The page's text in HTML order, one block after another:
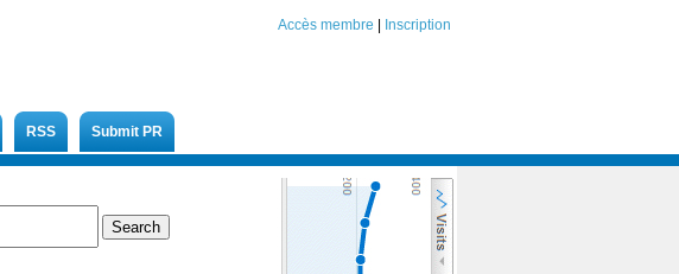
Accès membre Inscription
RSS Submit PR